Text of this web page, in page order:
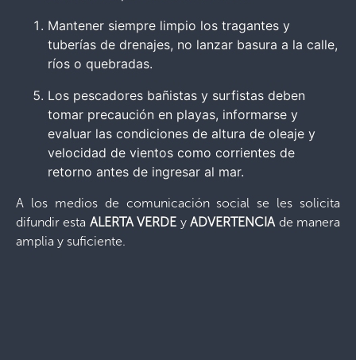
Mantener siempre limpio los tragantes y
tuberías de drenajes, no lanzar basura a la calle,
ríos o quebradas.
Los pescadores bañistas y surfistas deben
tomar precaución en playas, informarse y
evaluar las condiciones de altura de oleaje y
velocidad de vientos como corrientes de
retorno antes de ingresar al mar.
A los medios de comunicación social se les solicita
difundir esta ALERTA VERDE yADVERTENCIA de manera
amplia y suficiente.